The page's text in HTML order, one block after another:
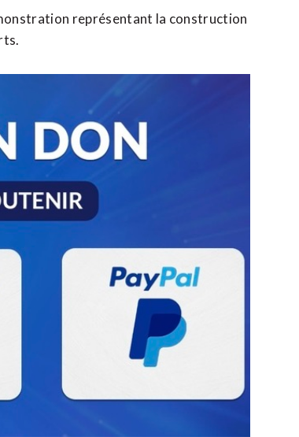
représentant la construction